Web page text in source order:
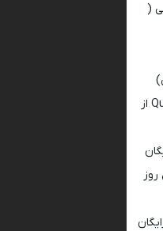
(
آهنگ بی کلام سریال فرام Que Sera, Sera از